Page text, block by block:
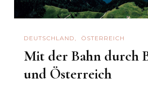
DEUTSCHLAND ÖSTERREICH
Mit der Bahn durch
und Österreich